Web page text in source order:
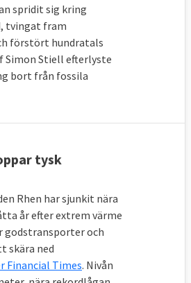
spridit sig kring
tvingat fram
förstört hundratals
Simon Stiell efterlyste
bort från fossila
tysk
Rhen har sjunkit nära
år efter extrem värme
godstransporter och
skära ned
Financial Times. Nivån